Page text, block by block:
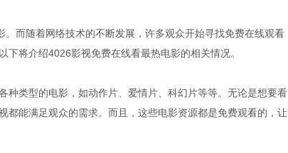
而随着网络技术的不断发展，许多观众开始寻找免费在线观看
将介绍4026影视免费在线看最热电影的相关情况。
类型的电影，如动作片、爱情片、科幻片等等。无论是想要看
能满足观众的需求。而且，这些电影资源都是免费观看的，让